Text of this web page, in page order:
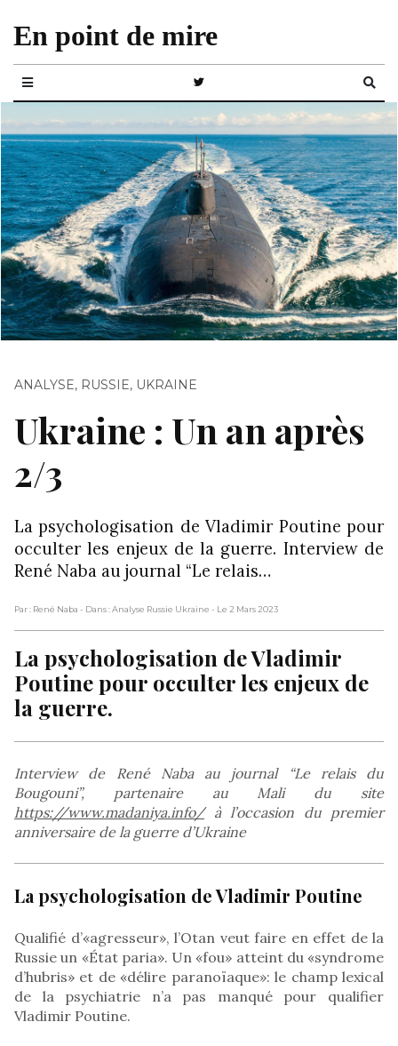
En point de mire
ANALYSE, RUSSIE, UKRAINE
Ukraine : Un an après
2/3
La psychologisation de Vladimir Poutine pour
occulter les enjeux de la guerre. Interview de
René Naba au journal “Le relais…
Par : René Naba - Dans : Analyse Russie Ukraine - Le 2 Mars 2023
La psychologisation de Vladimir
Poutine pour occulter les enjeux de
la guerre.
Interview de René Naba au journal “Le relais du
Bougouni”, partenaire au Mali du site
https://www.madaniya.info/à l’occasion du premier
anniversaire de la guerre d’Ukraine
La psychologisation de Vladimir Poutine
Qualifié d’«agresseur», l’Otan veut faire en effet de la
Russie un «État paria». Un «fou» atteint du «syndrome
d’hubris» et de «délire paranoïaque»: le champ lexical
de la psychiatrie n’a pas manqué pour qualifier
Vladimir Poutine.